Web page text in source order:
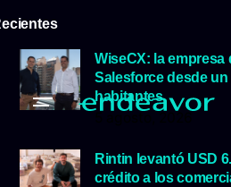
WiseCX: la empresa
Salesforce desde
habitantes
Rintin levantó USD
crédito a los